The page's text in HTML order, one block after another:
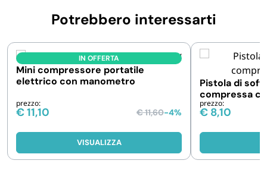
Potrebbero interessarti
IN OFFERTA
Mini compressore portatile
elettrico con manometro
prezzo:
€11,10 €11,60-4%
VISUALIZZA
Pistola di
compressa
prezzo:
€ 8,10